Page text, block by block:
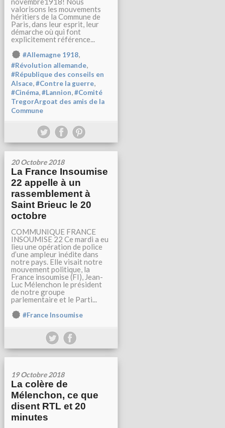
valorisons les mouvements
héritiers de la Commune de
Paris, dans leur esprit, leur
démarche où qui font
explicitement référence...
#Allemagne 1918,
#Révolution allemande,
#République des conseils en
Alsace,#Contre la guerre,
#Cinéma,#Lannion,#Comité
TregorArgoat des amis de la
Commune
20 Octobre 2018
La France Insoumise
22 appelle à un
rassemblement à
Saint Brieuc le 20
octobre
COMMUNIQUE FRANCE
INSOUMISE 22 Ce mardi a eu
lieu une opération de police
d’une ampleur inédite dans
notre pays. Elle visait notre
mouvement politique, la
France insoumise (FI), Jean-
Luc Mélenchon le président
de notre groupe
parlementaire et le Parti...
#France Insoumise
19 Octobre 2018
La colère de
Mélenchon, ce que
disent RTL et 20
minutes